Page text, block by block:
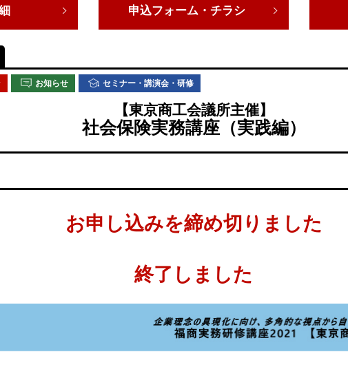
申込フォーム・チラシ
お知らせ セミナー・講演会・研修
【東京商工会議所主催】
社会保険実務講座（実践編）
お申し込みを締め切りました
終了しました